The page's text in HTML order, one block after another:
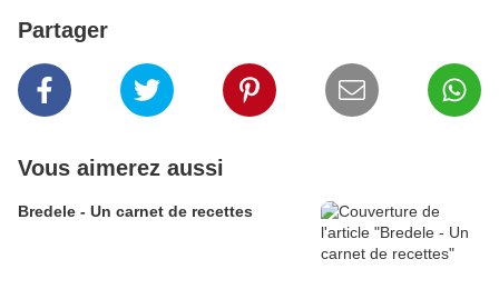
Partager
Vous aimerez aussi
Bredele - Un carnet de recettes